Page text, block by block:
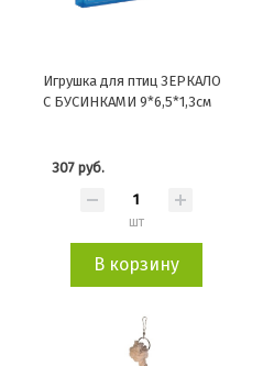
Игрушка для птиц ЗЕРКАЛО
С БУСИНКАМИ 9*6,5*1,3см
307 руб.
шт
В корзину